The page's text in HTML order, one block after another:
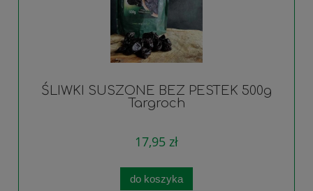
ŚLIWKI SUSZONE BEZ PESTEK 500g
Targroch
17,95 zł
do koszyka